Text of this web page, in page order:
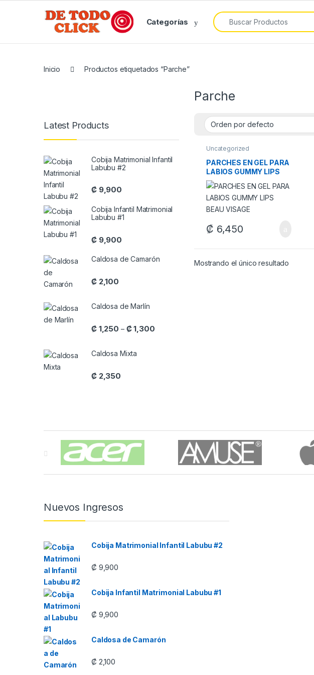
Categorías
Buscar por:
Inicio Productos etiquetados “Parche”
Parche
Uncategorized
PARCHES EN GEL PARA
LABIOS GUMMY LIPS
BEAU VISAGE
₡ 6,450
Mostrando el único resultado
Latest Products
Cobija Matrimonial Infantil
Labubu #2
₡9,900
Cobija Infantil Matrimonial
Labubu #1
₡9,900
Caldosa de Camarón
₡2,100
Caldosa de Marlín
₡1,250 – ₡1,300Price range: ₡ 1,250 through ₡ 1,300
Caldosa Mixta
₡2,350
Carrusel de Marcas
Nuevos Ingresos
Cobija Matrimonial Infantil Labubu #2
₡ 9,900
Cobija Infantil Matrimonial Labubu #1
₡ 9,900
Caldosa de Camarón
₡ 2,100